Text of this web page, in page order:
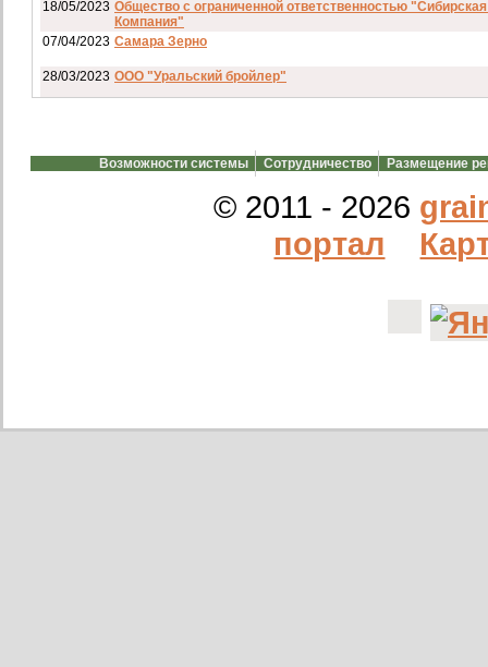
18/05/2023 Общество с ограниченной ответственностью
Компания"
07/04/2023 Самара Зерно
28/03/2023 ООО "Уральский бройлер"
20/02/2023 GREENKO
Возможности системы Сотрудничество Размещение
© 2011 - 2026
портал